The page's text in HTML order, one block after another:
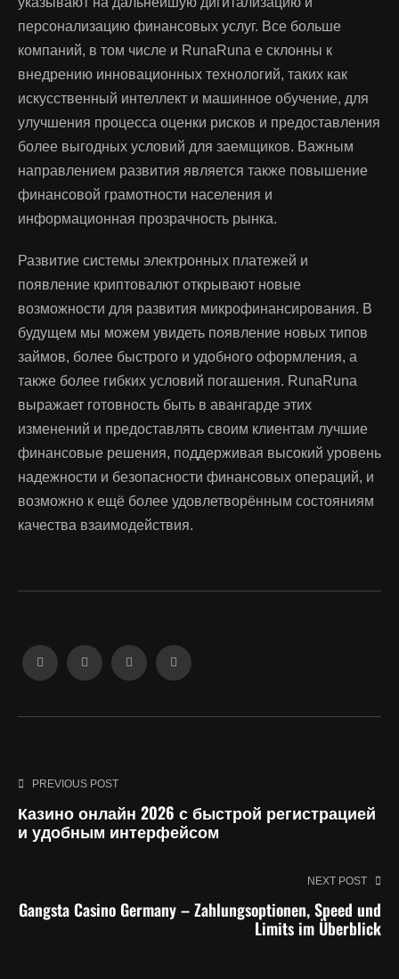
персонализацию финансовых услуг. Все больше
компаний, в том числе и RunaRuna е склонны к
внедрению инновационных технологий, таких как
искусственный интеллект и машинное обучение, для
улучшения процесса оценки рисков и предоставления
более выгодных условий для заемщиков. Важным
направлением развития является также повышение
финансовой грамотности населения и
информационная прозрачность рынка.
Развитие системы электронных платежей и
появление криптовалют открывают новые
возможности для развития микрофинансирования. В
будущем мы можем увидеть появление новых типов
займов, более быстрого и удобного оформления, а
также более гибких условий погашения. RunaRuna
выражает готовность быть в авангарде этих
изменений и предоставлять своим клиентам лучшие
финансовые решения, поддерживая высокий уровень
надежности и безопасности финансовых операций, и
возможно к ещё более удовлетворённым состояниям
качества взаимодействия.
PREVIOUS POST
Казино онлайн 2026 с быстрой регистрацией
и удобным интерфейсом
NEXT POST
Gangsta Casino Germany – Zahlungsoptionen, Speed und
Limits im Überblick